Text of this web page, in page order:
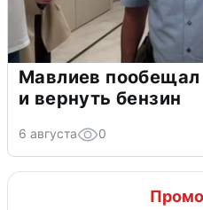
Мавлиев
и вернуть бензин
6 августа 0